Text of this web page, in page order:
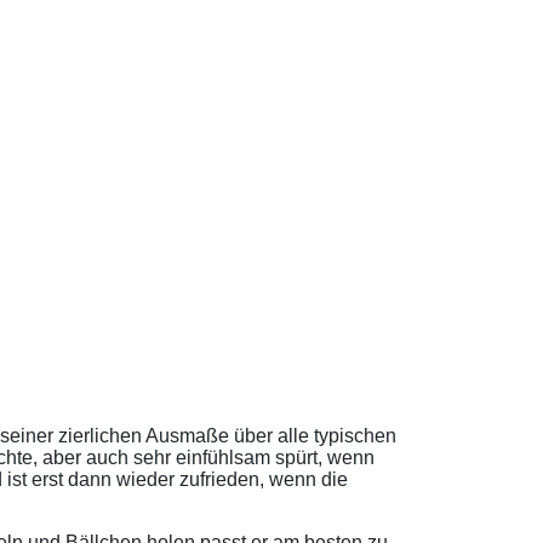
zierlichen Ausmaße über alle typischen
aber auch sehr einfühlsam spürt, wenn
erst dann wieder zufrieden, wenn die